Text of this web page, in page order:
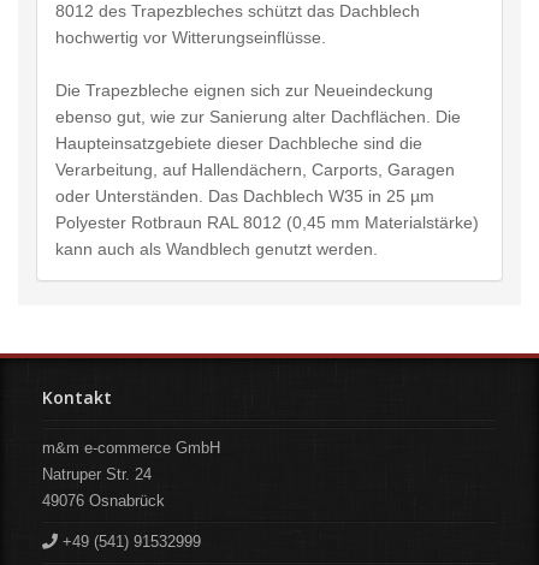
8012 des Trapezbleches schützt das Dachblech
hochwertig vor Witterungseinflüsse.
Die Trapezbleche eignen sich zur Neueindeckung
ebenso gut, wie zur Sanierung alter Dachflächen. Die
Haupteinsatzgebiete dieser Dachbleche sind die
Verarbeitung, auf Hallendächern, Carports, Garagen
oder Unterständen. Das Dachblech W35 in 25 µm
Polyester Rotbraun RAL 8012 (0,45 mm Materialstärke)
kann auch als Wandblech genutzt werden.
Kontakt
m&m e-commerce GmbH
Natruper Str. 24
49076 Osnabrück
+49 (541) 91532999